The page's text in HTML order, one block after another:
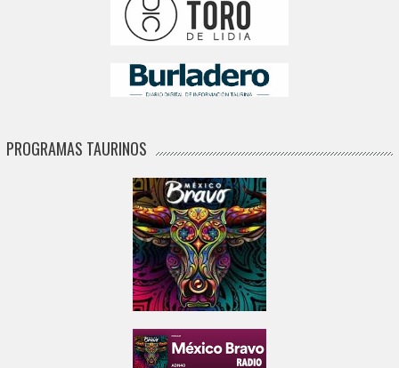
PROGRAMAS TAURINOS